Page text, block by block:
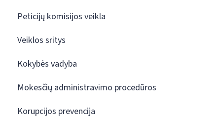
Peticijų komisijos veikla
Veiklos sritys
Kokybės vadyba
Mokesčių administravimo procedūros
Korupcijos prevencija